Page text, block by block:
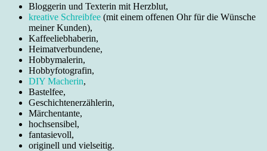
Bloggerin und Texterin mit Herzblut,
kreative Schreibfee (mit einem offenen Ohr für die Wünsche
meiner Kunden),
Kaffeeliebhaberin,
Heimatverbundene,
Hobbymalerin,
Hobbyfotografin,
DIY Macherin,
Bastelfee,
Geschichtenerzählerin,
Märchentante,
hochsensibel,
fantasievoll,
originell und vielseitig.